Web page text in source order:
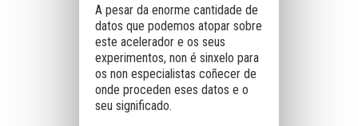
A pesar da enorme cantidade de
datos que podemos atopar sobre
este acelerador e os seus
experimentos, non é sinxelo para
os non especialistas coñecer de
onde proceden eses datos e o
seu significado.